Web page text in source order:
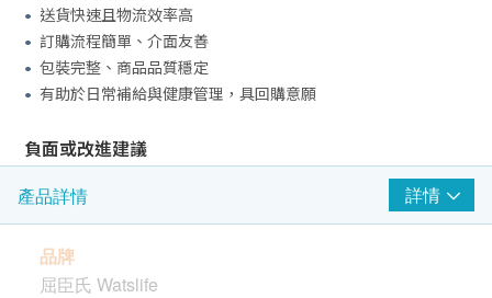
送貨快速且物流效率高
訂購流程簡單、介面友善
包裝完整、商品品質穩定
有助於日常補給與健康管理，具回購意願
負面或改進建議
部分評價提到包裝箱有破損，需加強包裝保護
偶爾出現配送時間較長，建議提供更清晰的配送追蹤與預告
個別反饋口味偏淡，建議持續改進風味
期望增加智能櫃自取與更多配送時段選擇
產品詳情 詳情
品牌
屈臣氏 Watslife